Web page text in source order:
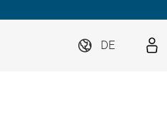
DE